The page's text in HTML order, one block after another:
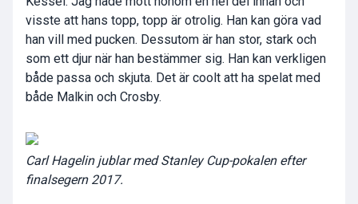
visste att hans topp, topp är otrolig. Han kan göra vad
han vill med pucken. Dessutom är han stor, stark och
som ett djur när han bestämmer sig. Han kan verkligen
både passa och skjuta. Det är coolt att ha spelat med
både Malkin och Crosby.
Carl Hagelin jublar med Stanley Cup-pokalen efter
finalsegern 2017.